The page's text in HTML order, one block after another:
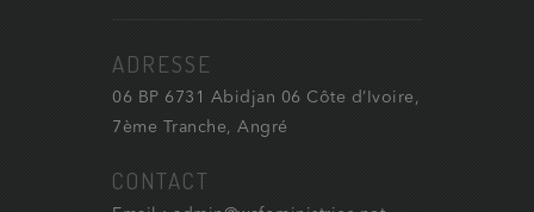
ADRESSE
06 BP 6731 Abidjan 06 Côte d’Ivoire,
7ème Tranche, Angré
CONTACT